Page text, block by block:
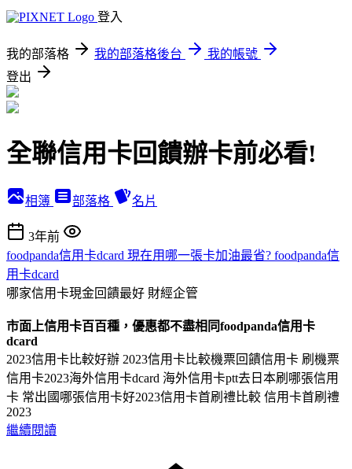
登入
我的部落格 我的部落格後台
我的帳號
登出
全聯信用卡回饋辦卡前必看!
相簿 部落格 名片
3年前
foodpanda信用卡dcard 現在用哪一張卡加油最省? foodpanda信
用卡dcard
哪家信用卡現金回饋最好 財經企管
市面上信用卡百百種，優惠都不盡相同foodpanda信用卡
dcard
2023信用卡比較好辦 2023信用卡比較機票回饋信用卡 刷機票
信用卡2023海外信用卡dcard 海外信用卡ptt去日本刷哪張信用
卡 常出國哪張信用卡好2023信用卡首刷禮比較 信用卡首刷禮
2023
繼續閱讀